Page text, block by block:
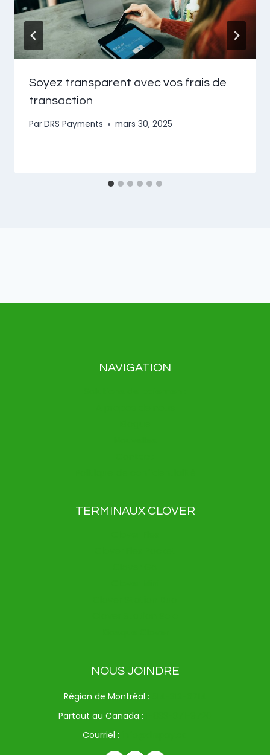
Soyez transparent avec vos frais de
transaction
ParDRS Payments mars 30, 2025
NAVIGATION
TERMINAUX CLOVER
NOUS JOINDRE
Région de Montréal :
Partout au Canada :
Courriel :